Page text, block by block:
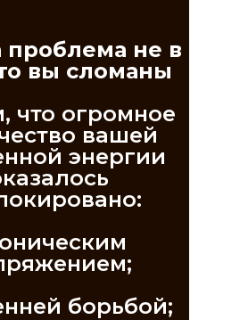
проблема не в
вы сломаны
что огромное
вашей
энергии
борьбой;